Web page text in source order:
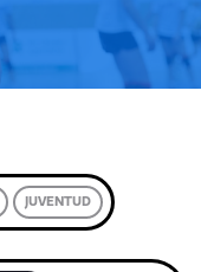
JUVENTUD